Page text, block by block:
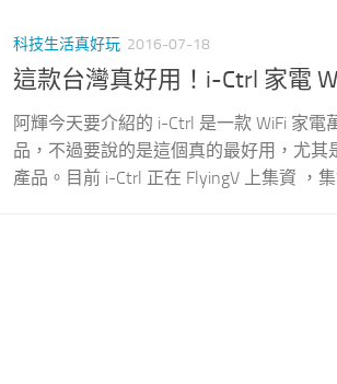
科技生活真好玩 2016-07-18
這款台灣真好用！i-Ctrl 家電
阿輝今天要介紹的 i-Ctrl 是一款 WiFi 家
品，不過要說的是這個真的最好用，尤
產品。目前 i-Ctrl 正在 FlyingV 上集資 ，